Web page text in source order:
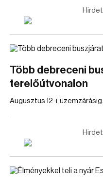
Több debreceni
terelőútvonalon
Augusztus 12-i, üzemzárásig.